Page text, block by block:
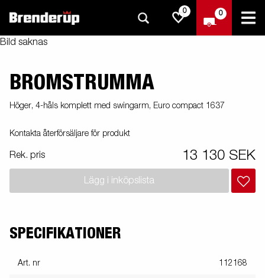
0 0
Bild saknas
BROMSTRUMMA
Höger, 4-håls komplett med swingarm, Euro compact 1637
Kontakta återförsäljare för produkt
Rek. pris 13 130 SEK
Lägg i inköpslista
SPECIFIKATIONER
Art. nr 112168